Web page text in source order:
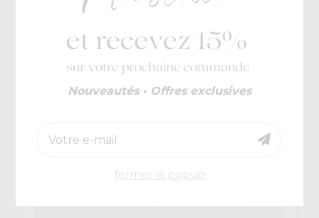
Nouveautés • Offres exclusives
fermer la popup